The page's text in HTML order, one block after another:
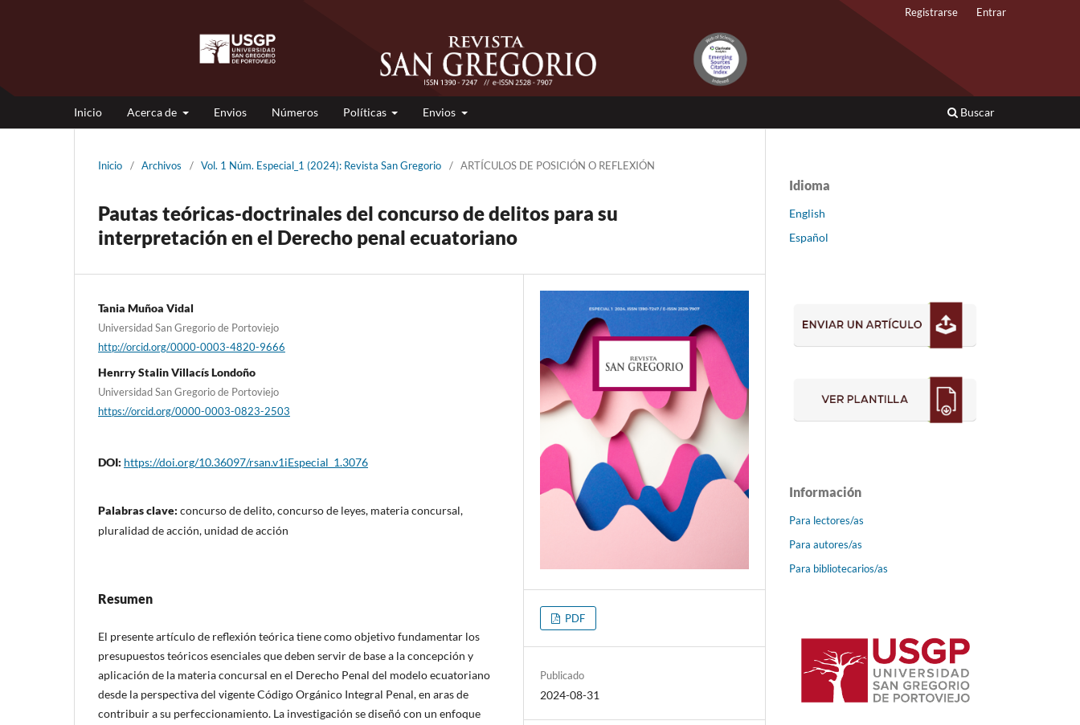
Inicio Acerca de Envios Números Políticas Envios Buscar
Registrarse Entrar
Inicio / Archivos / Vol. 1 Núm. Especial_1 (2024): Revista San Gregorio / ARTÍCULOS DE POSICIÓN O REFLEXIÓN
Pautas teóricas-doctrinales del concurso de delitos para su
interpretación en el Derecho penal ecuatoriano
Tania Muñoa Vidal
Universidad San Gregorio de Portoviejo
http://orcid.org/0000-0003-4820-9666
Henrry Stalin Villacís Londoño
Universidad San Gregorio de Portoviejo
https://orcid.org/0000-0003-0823-2503
DOI: https://doi.org/10.36097/rsan.v1iEspecial_1.3076
Palabras clave: concurso de delito, concurso de leyes, materia concursal,
pluralidad de acción, unidad de acción
Resumen
El presente artículo de reflexión teórica tiene como objetivo fundamentar los
presupuestos teóricos esenciales que deben servir de base a la concepción y
aplicación de la materia concursal en el Derecho Penal del modelo ecuatoriano
desde la perspectiva del vigente Código Orgánico Integral Penal, en aras de
contribuir a su perfeccionamiento. La investigación se diseñó con un enfoque
PDF
Publicado
2024-08-31
Idioma
English
Español
Información
Para lectores/as
Para autores/as
Para bibliotecarios/as